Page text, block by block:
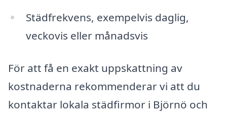
Städfrekvens, exempelvis daglig,
veckovis eller månadsvis
För att få en exakt uppskattning av
kostnaderna rekommenderar vi att du
kontaktar lokala städfirmor i Björnö och